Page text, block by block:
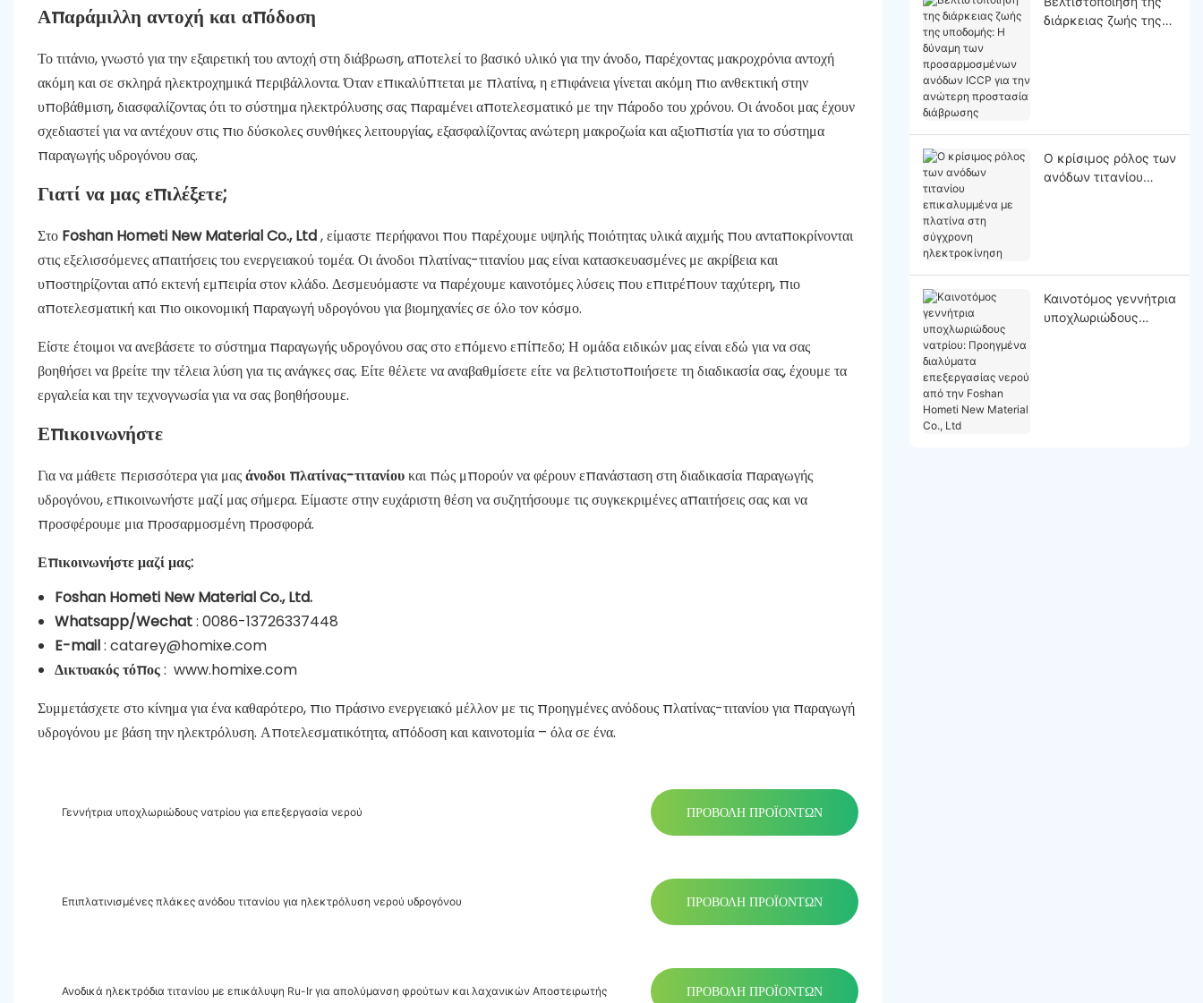
Απαράμιλλη αντοχή και απόδοση
Το τιτάνιο, γνωστό για την εξαιρετική του αντοχή στη διάβρωση, αποτελεί το βασικό υλικό για την άνοδο, παρέχοντας μακροχρόνια αντοχή
ακόμη και σε σκληρά ηλεκτροχημικά περιβάλλοντα. Όταν επικαλύπτεται με πλατίνα, η επιφάνεια γίνεται ακόμη πιο ανθεκτική στην
υποβάθμιση, διασφαλίζοντας ότι το σύστημα ηλεκτρόλυσης σας παραμένει αποτελεσματικό με την πάροδο του χρόνου. Οι άνοδοι μας έχουν
σχεδιαστεί για να αντέχουν στις πιο δύσκολες συνθήκες λειτουργίας, εξασφαλίζοντας ανώτερη μακροζωία και αξιοπιστία για το σύστημα
παραγωγής υδρογόνου σας.
Γιατί να μας επιλέξετε;
Στο Foshan Hometi New Material Co., Ltd, είμαστε περήφανοι που παρέχουμε υψηλής ποιότητας υλικά αιχμής που ανταποκρίνονται
στις εξελισσόμενες απαιτήσεις του ενεργειακού τομέα. Οι άνοδοι πλατίνας-τιτανίου μας είναι κατασκευασμένες με ακρίβεια και
υποστηρίζονται από εκτενή εμπειρία στον κλάδο. Δεσμευόμαστε να παρέχουμε καινοτόμες λύσεις που επιτρέπουν ταχύτερη, πιο
αποτελεσματική και πιο οικονομική παραγωγή υδρογόνου για βιομηχανίες σε όλο τον κόσμο.
Είστε έτοιμοι να ανεβάσετε το σύστημα παραγωγής υδρογόνου σας στο επόμενο επίπεδο; Η ομάδα ειδικών μας είναι εδώ για να σας
βοηθήσει να βρείτε την τέλεια λύση για τις ανάγκες σας. Είτε θέλετε να αναβαθμίσετε είτε να βελτιστοποιήσετε τη διαδικασία σας, έχουμε τα
εργαλεία και την τεχνογνωσία για να σας βοηθήσουμε.
Επικοινωνήστε
Για να μάθετε περισσότερα για μαςάνοδοι πλατίνας-τιτανίουκαι πώς μπορούν να φέρουν επανάσταση στη διαδικασία παραγωγής
υδρογόνου, επικοινωνήστε μαζί μας σήμερα. Είμαστε στην ευχάριστη θέση να συζητήσουμε τις συγκεκριμένες απαιτήσεις σας και να
προσφέρουμε μια προσαρμοσμένη προσφορά.
Επικοινωνήστε μαζί μας:
Foshan Hometi New Material Co., Ltd.
Whatsapp/Wechat: 0086-13726337448
E-mail:catarey@homixe.com
Δικτυακός τόπος: www.homixe.com
Συμμετάσχετε στο κίνημα για ένα καθαρότερο, πιο πράσινο ενεργειακό μέλλον με τις προηγμένες ανόδους πλατίνας-τιτανίου για παραγωγή
υδρογόνου με βάση την ηλεκτρόλυση. Αποτελεσματικότητα, απόδοση και καινοτομία – όλα σε ένα.
Γεννήτρια υποχλωριώδους νατρίου για επεξεργασία νερού ΠΡΟΒΟΛΉ ΠΡΟΪΌΝΤΩΝ
Επιπλατινισμένες πλάκες ανόδου τιτανίου για ηλεκτρόλυση νερού υδρογόνου ΠΡΟΒΟΛΉ ΠΡΟΪΌΝΤΩΝ
Ανοδικά ηλεκτρόδια τιτανίου με επικάλυψη Ru-Ir για απολύμανση φρούτων και λαχανικών Αποστειρωτής ΠΡΟΒΟΛΉ ΠΡΟΪΌΝΤΩΝ
διάρκειας ζωής της
διάβρωσης
Ο κρίσιμος ρόλος των
ανόδων τιτανίου
Καινοτόμος γεννήτρια
υποχλωριώδους